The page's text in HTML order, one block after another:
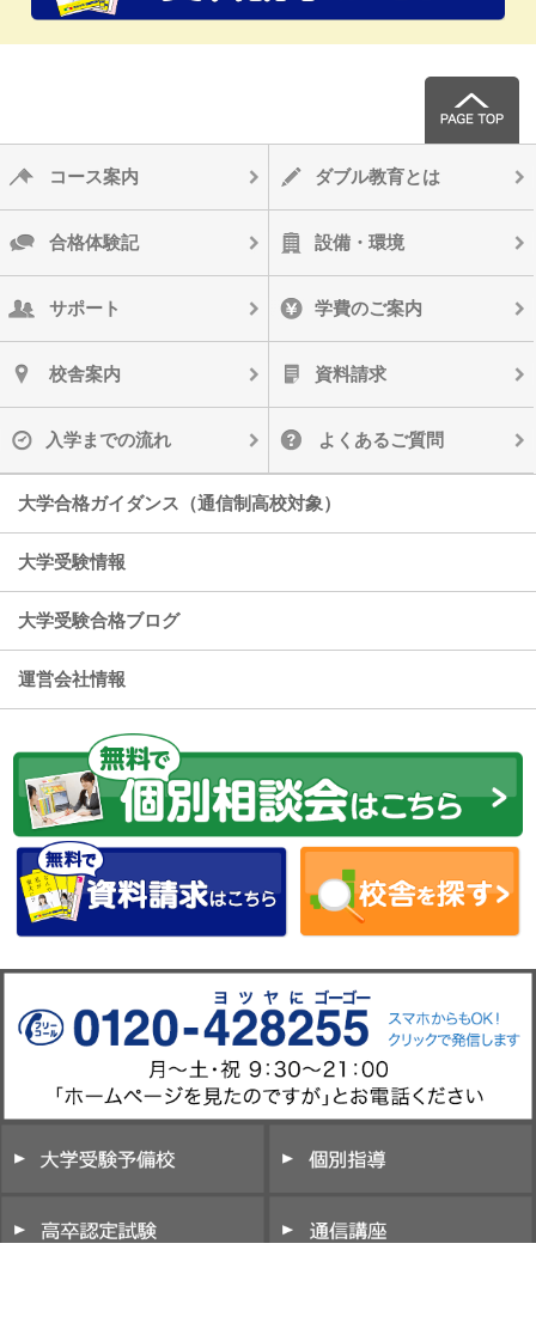
コース案内 ダブル教育とは
合格体験記 設備・環境
サポート 学費のご案内
校舎案内 資料請求
入学までの流れ よくあるご質問
大学合格ガイダンス（通信制高校対象）
大学受験情報
大学受験合格ブログ
運営会社情報